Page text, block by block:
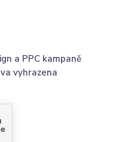
vyhrazena
a PPC kampaně